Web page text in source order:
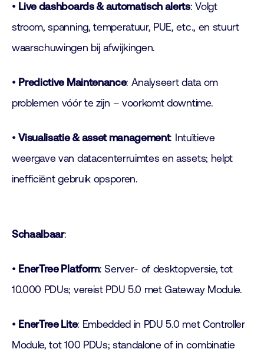
• Live dashboards & automatisch alerts: Volgt
stroom, spanning, temperatuur, PUE, etc., en stuurt
waarschuwingen bij afwijkingen.
• Predictive Maintenance: Analyseert data om
problemen vóór te zijn – voorkomt downtime.
•Visualisatie & asset management: Intuïtieve
weergave van datacenterruimtes en assets; helpt
inefficiënt gebruik opsporen.
Schaalbaar:
• EnerTree Platform: Server- of desktopversie, tot
10.000 PDUs; vereist PDU 5.0 met Gateway Module.
• EnerTree Lite: Embedded in PDU 5.0 met Controller
Module, tot 100 PDUs; standalone of in combinatie